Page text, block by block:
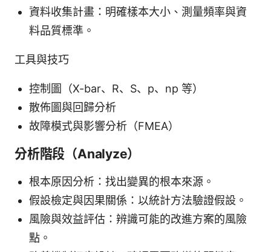
資料收集計畫：明確樣本大小、測量頻率與資
料品質標準。
工具與技巧
控制圖（X-bar、R、S、p、np 等）
散佈圖與回歸分析
故障模式與影響分析（FMEA）
分析階段（Analyze）
根本原因分析：找出變異的根本來源。
假設檢定與因果關係：以統計方法驗證假設。
風險與效益評估：辨識可能的改進方案的風險
點。